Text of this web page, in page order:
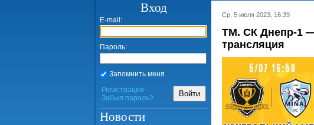
Ср, 5 июля 2023, 16:39
ТМ. СК Днепр-1
трансляция
Вход
E-mail:
Пароль:
Запомнить меня
Регистрация
Забыл пароль?
Войти
Новости